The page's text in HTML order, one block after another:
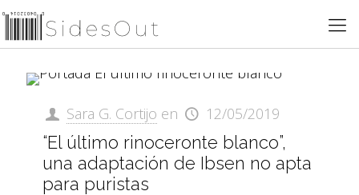
Sara G. Cortijo en 12/05/2019
“El último rinoceronte blanco”,
una adaptación de Ibsen no apta
para puristas